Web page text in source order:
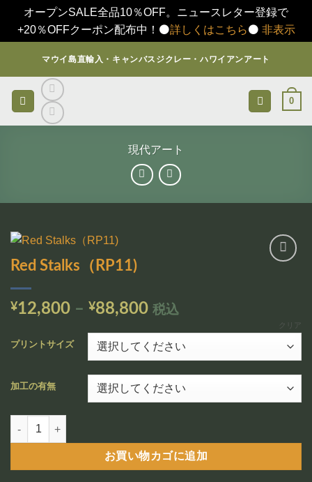
オープンSALE全品10％OFF。ニュースレター登録で
+20％OFFクーポン配布中！⚫️詳しくはこちら⚫️ 非表示
マウイ島直輸入・キャンバスジクレー・ハワイアンアート
0
現代アート
Red Stalks（RP11)
¥12,800 – ¥88,800価
帯:
¥12,800
–
¥88,800
税込
プリントサイズ
加工の有無
クリア
Red Stalks（RP11)個
お買い物カゴに追加